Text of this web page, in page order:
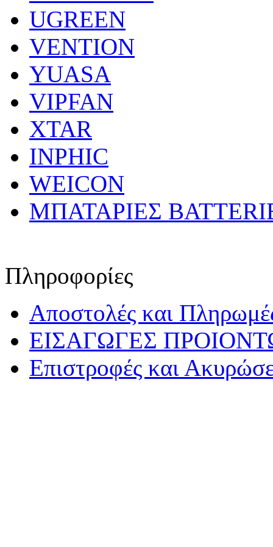
UGREEN
VENTION
YUASA
VIPFAN
XTAR
INPHIC
WEICON
ΜΠΑΤΑΡΙΕΣ
Πληροφορίες
Αποστολές και
ΕΙΣΑΓΩΓΕΣ
Επιστροφές και